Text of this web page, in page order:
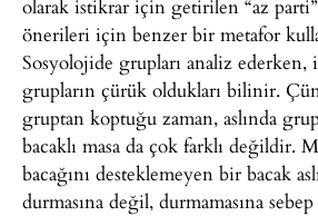
olarak istikrar için getirilen “az
önerileri için benzer bir metafor
Sosyolojide grupları analiz
grupların çürük oldukları bilinir.
gruptan koptuğu zaman, aslında
bacaklı masa da çok farklı değildir.
bacağını desteklemeyen bir bacak
durmasına değil, durmamasına